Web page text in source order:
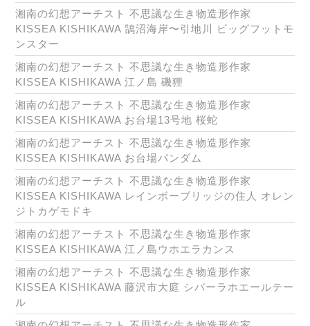
湘南の幻想アーチスト 不思議な生き物造形作家
KISSEA KISHIKAWA 鵠沼海岸〜引地川 ビッグフットモ
ンスター
湘南の幻想アーチスト 不思議な生き物造形作家
KISSEA KISHIKAWA 江ノ島 磯狸
湘南の幻想アーチスト 不思議な生き物造形作家
KISSEA KISHIKAWA お台場13号地 桜蛇
湘南の幻想アーチスト 不思議な生き物造形作家
KISSEA KISHIKAWA お台場パンダム
湘南の幻想アーチスト 不思議な生き物造形作家
KISSEA KISHIKAWA レインボーブリッジの住人 オレン
ジトカゲモドキ
湘南の幻想アーチスト 不思議な生き物造形作家
KISSEA KISHIKAWA 江ノ島ウホエラカンス
湘南の幻想アーチスト 不思議な生き物造形作家
KISSEA KISHIKAWA 藤沢市大庭 シバーラホエールテー
ル